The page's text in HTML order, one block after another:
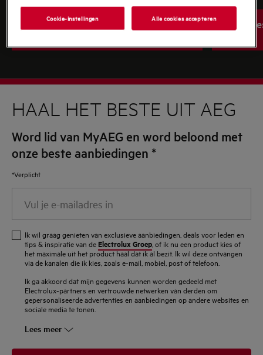
Kies nu jouw MattBlackLine
HAAL HET BESTE UIT AEG
Word lid van MyAEG en word beloond met
onze beste aanbiedingen *
*Verplicht
mailadres
Ik wil graag genieten van exclusieve aanbiedingen, deals voor leden en
tips & inspiratie van de Electrolux Groep , of ik nu een product kies of
het maximale uit het product haal dat ik al bezit. Ik wil deze ontvangen
via de kanalen die ik kies, zoals e-mail, mobiel, post of telefoon.
Ik ga akkoord dat mijn gegevens kunnen worden gedeeld met
Electrolux-partners en vertrouwde netwerken van derden om
gepersonaliseerde advertenties en aanbiedingen op andere websites en
sociale media te tonen.
Lees meer
Cookie-instellingen Alle cookies accepteren